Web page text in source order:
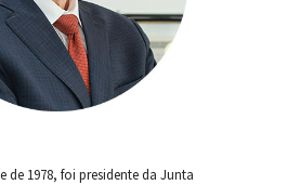
de 1978, foi presidente da Junta